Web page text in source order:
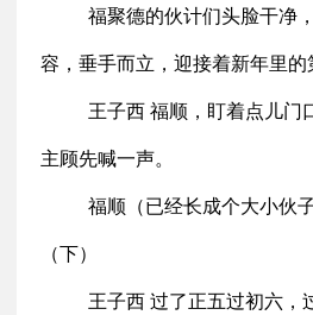
福聚德的伙计们头脸干净
容，垂手而立，迎接着新年里的
王子西 福顺，盯着点儿门
主顾先喊一声。
福顺（已经长成个大小伙
（下）
王子西 过了正五过初六，